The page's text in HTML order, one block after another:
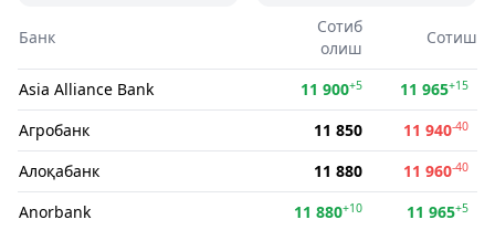
Банк
Сотиб
олиш
Сотиш
Asia Alliance Bank 11 900+5 11 965+15
Агробанк 11 850 11 940-40
Алоқабанк 11 880 11 960-40
Anorbank 11 880+10 11 965+5